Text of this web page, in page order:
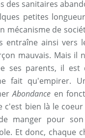
des sanitaires
petites
mécanisme de
entraîne ainsi vers
mauvais. Mais il
ses parents, il est
fait qu'empirer.
Abondance en
c'est bien là le coeur
manger pour
Et donc, chaque